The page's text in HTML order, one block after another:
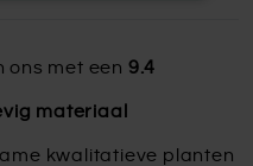
ons met een 9.4
materiaal
kwalitatieve planten